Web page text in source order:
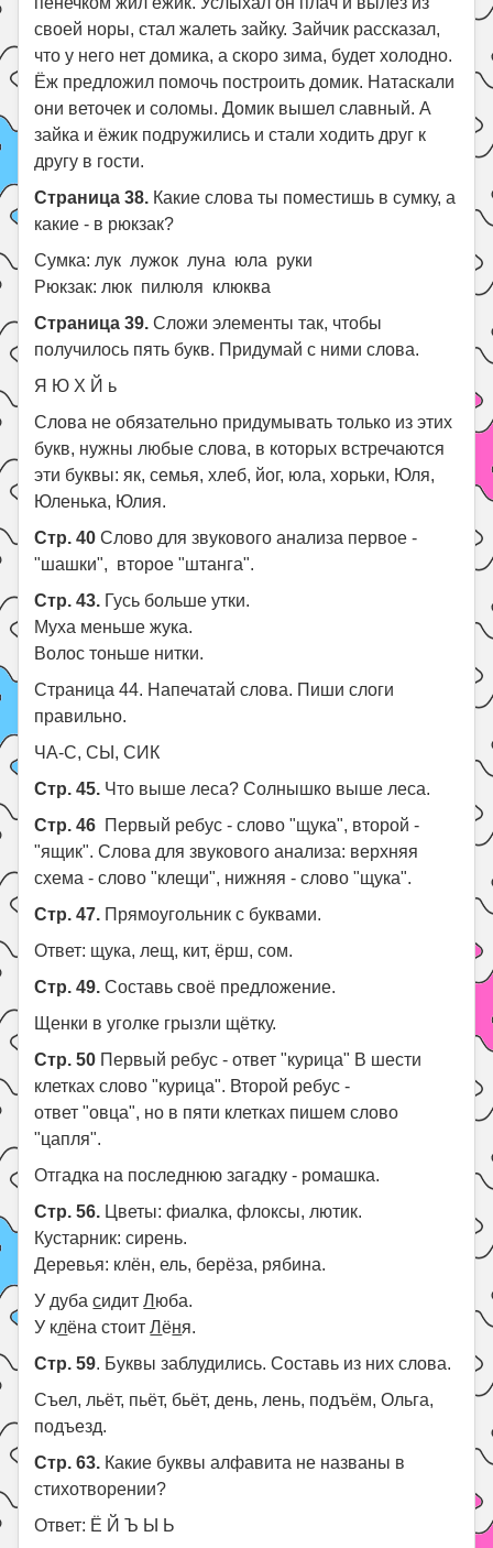
своей норы, стал жалеть зайку. Зайчик рассказал,
что у него нет домика, а скоро зима, будет холодно.
Ёж предложил помочь построить домик. Натаскали
они веточек и соломы. Домик вышел славный. А
зайка и ёжик подружились и стали ходить друг к
другу в гости.
Страница 38. Какие слова ты поместишь в сумку, а
какие - в рюкзак?
Сумка: лук лужок луна юла руки
Рюкзак: люк пилюля клюква
Страница 39. Сложи элементы так, чтобы
получилось пять букв. Придумай с ними слова.
Я Ю Х Й ь
Слова не обязательно придумывать только из этих
букв, нужны любые слова, в которых встречаются
эти буквы: як, семья, хлеб, йог, юла, хорьки, Юля,
Юленька, Юлия.
Стр. 40 Слово для звукового анализа первое -
"шашки", второе "штанга".
Стр. 43. Гусь больше утки.
Муха меньше жука.
Волос тоньше нитки.
Страница 44. Напечатай слова. Пиши слоги
правильно.
ЧА-С, СЫ, СИК
Стр. 45. Что выше леса? Солнышко выше леса.
Стр. 46 Первый ребус - слово "щука", второй -
"ящик". Слова для звукового анализа: верхняя
схема - слово "клещи", нижняя - слово "щука".
Стр. 47. Прямоугольник с буквами.
Ответ: щука, лещ, кит, ёрш, сом.
Стр. 49. Составь своё предложение.
Щенки в уголке грызли щётку.
Стр. 50 Первый ребус - ответ "курица" В шести
клетках слово "курица". Второй ребус -
ответ "овца", но в пяти клетках пишем слово
"цапля".
Отгадка на последнюю загадку - ромашка.
Стр. 56. Цветы: фиалка, флоксы, лютик.
Кустарник: сирень.
Деревья: клён, ель, берёза, рябина.
У дубасидитЛ юба.
У клёна стоитЛёня.
Стр. 59. Буквы заблудились. Составь из них слова.
Съел, льёт, пьёт, бьёт, день, лень, подъём, Ольга,
подъезд.
Стр. 63. Какие буквы алфавита не названы в
стихотворении?
Ответ: Ё Й Ъ Ы Ь